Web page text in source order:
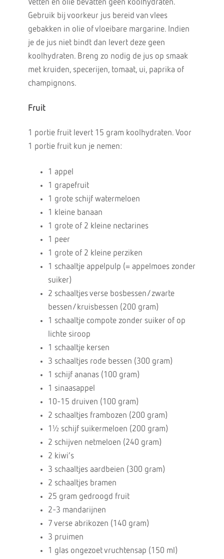
Vetten en olie bevatten geen koolhydraten.
Gebruik bij voorkeur jus bereid van vlees
gebakken in olie of vloeibare margarine. Indien
je de jus niet bindt dan levert deze geen
koolhydraten. Breng zo nodig de jus op smaak
met kruiden, specerijen, tomaat, ui, paprika of
champignons.
Fruit
1 portie fruit levert 15 gram koolhydraten. Voor
1 portie fruit kun je nemen:
1 appel
1 grapefruit
1 grote schijf watermeloen
1 kleine banaan
1 grote of 2 kleine nectarines
1 peer
1 grote of 2 kleine perziken
1 schaaltje appelpulp (= appelmoes zonder
suiker)
2 schaaltjes verse bosbessen/zwarte
bessen/kruisbessen (200 gram)
1 schaaltje compote zonder suiker of op
lichte siroop
1 schaaltje kersen
3 schaaltjes rode bessen (300 gram)
1 schijf ananas (100 gram)
1 sinaasappel
10-15 druiven (100 gram)
2 schaaltjes frambozen (200 gram)
1½ schijf suikermeloen (200 gram)
2 schijven netmeloen (240 gram)
2 kiwi’s
3 schaaltjes aardbeien (300 gram)
2 schaaltjes bramen
25 gram gedroogd fruit
2-3 mandarijnen
7 verse abrikozen (140 gram)
3 pruimen
1 glas ongezoet vruchtensap (150 ml)